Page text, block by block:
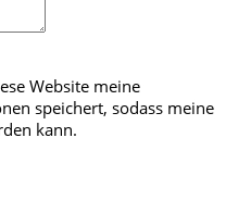
Website meine
speichert, sodass meine
kann.